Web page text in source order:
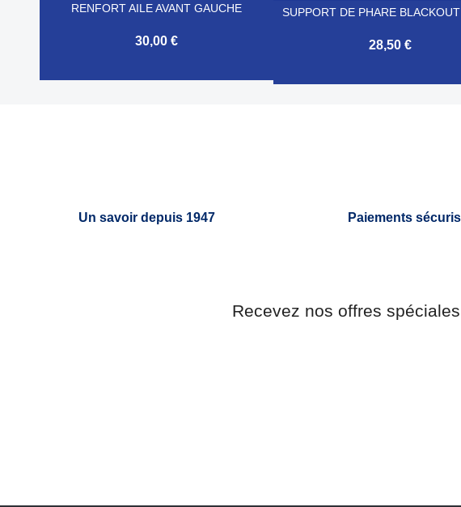
RENFORT AILE AVANT GAUCHE
30,00 €
SUPPORT DE PHARE
28,50 €
Un savoir depuis 1947 Paiements
Recevez nos offres spéciales